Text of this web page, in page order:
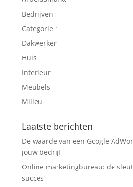
Bedrijven
Categorie 1
Dakwerken
Huis
Interieur
Meubels
Milieu
Laatste berichten
De waarde van een Google
jouw bedrijf
Online marketingbureau: de
succes